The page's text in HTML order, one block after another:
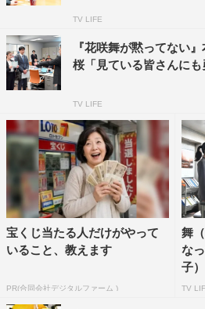
TV LIFE
『花咲舞が黙ってない
桜「見ている皆さんに
TV LIFE
宝くじ当たる人だけがやって
いること、教えます
PR(合同会社デジタルファーム )
舞
な
子
『花
TV